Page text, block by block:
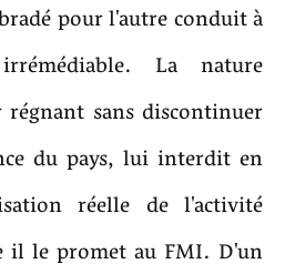
pour l'autre conduit à
La nature
sans discontinuer
du pays, lui interdit en
réelle de l'activité
il le promet au FMI. D'un